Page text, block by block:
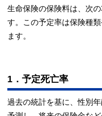
生命保険の保険料は、次
す。この予定率は保険種
ます。
1．予定死亡率
過去の統計を基に、性別